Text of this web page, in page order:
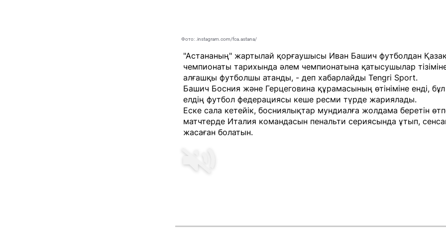
Фото: .instagram.com/fca.astana/
"Астананың" жартылай қорғаушысы Иван Башич футболдан
чемпионаты тарихында әлем чемпионатына қатысушылар
алғашқы футболшы атанды, - деп хабарлайды Tengri Sport.
Башич Босния және Герцеговина құрамасының өтініміне енді, бұл
елдің футбол федерациясы кеше ресми түрде жариялады.
Еске сала кетейік, босниялықтар мундиалға жолдама беретін
матчтерде Италия командасын пенальти сериясында ұтып,
жасаған болатын.